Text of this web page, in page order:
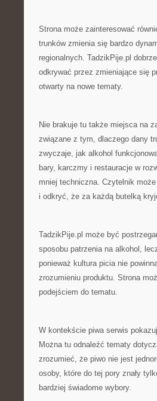
Strona może zainteresować
trunków zmienia się bardzo
regionalnych. TadzikPije.pl
odkrywać przez zmieniające się
otwarty na nowe tematy.
Nie brakuje tu także miejsca na
związane z tym, dlaczego dany
zwyczaje, jak alkohol
bary, karczmy i restauracje w
mniej techniczna. Czytelnik
i odkryć, że za każdą butelką
TadzikPije.pl może być
sposobu patrzenia na alkohol,
ponieważ kultura picia nie
zrozumieniu produktu. Strona
podejściem do tematu.
W kontekście piwa serwis
Można tu odnaleźć tematy
zrozumieć, że piwo nie jest
osoby, które do tej pory znały
bardziej świadome wybory.